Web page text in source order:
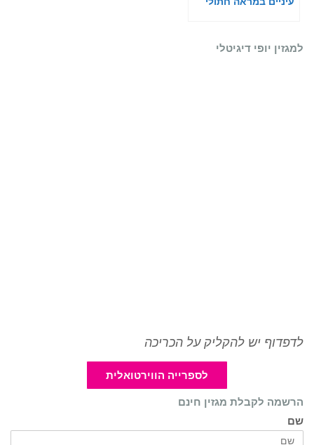
למגזין יופי דיגיטלי
לדפדוף יש להקליק על הכריכה
לספרייה הווירטואלית
הרשמה לקבלת מגזין חינם
שם